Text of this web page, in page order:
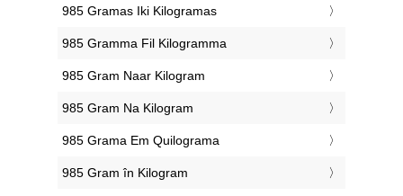
‎985 Gramas Iki Kilogramas
‎985 Gramma Fil Kilogramma
‎985 Gram Naar Kilogram
‎985 Gram Na Kilogram
‎985 Grama Em Quilograma
‎985 Gram în Kilogram